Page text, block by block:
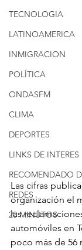
TECNOLOGIA
LATINOAMERICA
INMIGRACION
POLÍTICA
ONDASFM
CLIMA
DEPORTES
LINKS DE INTERES
RECOMENDADO
REDES
20 MINUTOS
Las cifras
organización el
las
automóviles en
poco más de 56